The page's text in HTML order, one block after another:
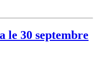
le 30 septembre